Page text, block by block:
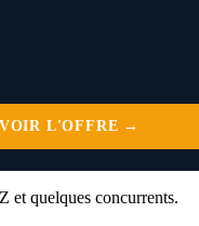
VOIR L'OFFRE →
et quelques concurrents.